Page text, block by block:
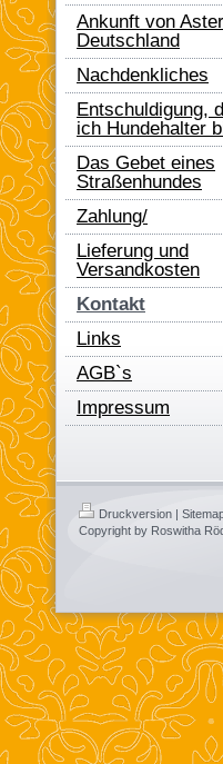
Ankunft von
Deutschland
Nachdenkliches
Entschuldigung,
ich Hundehalter
Das Gebet eines
Straßenhundes
Zahlung/
Lieferung und
Versandkosten
Kontakt
Links
AGB`s
Impressum
Druckversion |
Copyright by Roswitha